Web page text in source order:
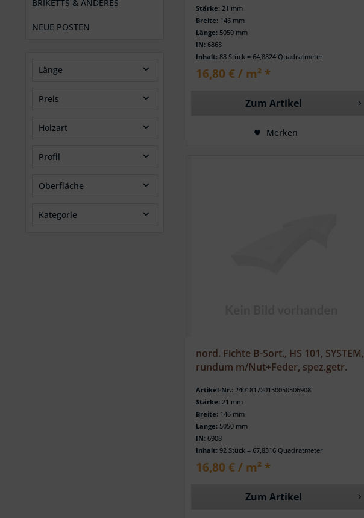
BRIKETTS & ANDERES
NEUE POSTEN
Länge
Preis
Holzart
nord. Fichte
Profil
Massivholzdiele
Oberfläche
gehobelt
Kategorie
Stärke: 21 mm
Breite: 146 mm
Länge: 5050 mm
IN: 6868
Inhalt: 88 Stück = 64,8824 Quadratmeter
16,80 € / m² *
Zum Artikel
Merken
nord. Fichte B-Sort., HS 101, SYSTEM,
rundum m/Nut+Feder, spez.getr.
Artikel-Nr.: 240181720150050506908
Stärke: 21 mm
Breite: 146 mm
Länge: 5050 mm
IN: 6908
Inhalt: 92 Stück = 67,8316 Quadratmeter
16,80 € / m² *
Zum Artikel